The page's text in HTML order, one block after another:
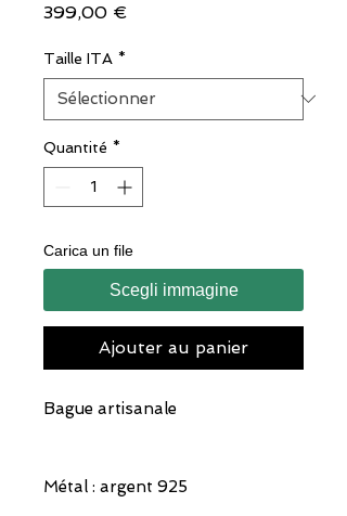
399,00 €
Taille ITA *
Quantité *
Carica un file
Scegli immagine
Ajouter au panier
Bague artisanale
Métal : argent 925